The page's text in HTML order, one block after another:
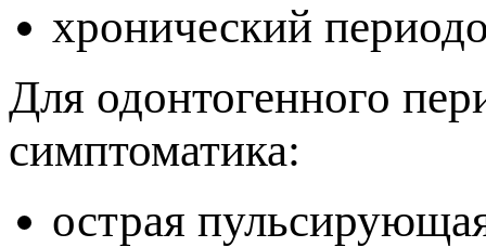
хронический
Для одонтогенного
симптоматика:
острая